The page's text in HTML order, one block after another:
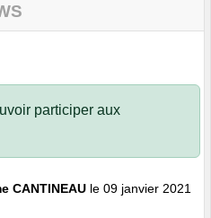
participer aux
CANTINEAU le 09 janvier 2021